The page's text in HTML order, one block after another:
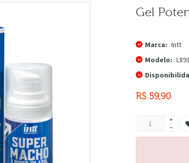
Gel
Marca: Intt
Modelo:
R$ 59,90